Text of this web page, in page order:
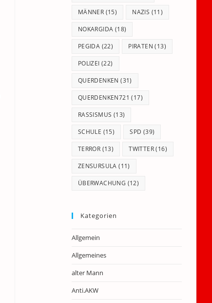
MÄNNER (15) NAZIS (11)
NOKARGIDA (18)
PEGIDA (22) PIRATEN (13)
POLIZEI (22)
QUERDENKEN (31)
QUERDENKEN721 (17)
RASSISMUS (13)
SCHULE (15) SPD (39)
TERROR (13) TWITTER(16)
ZENSURSULA (11)
ÜBERWACHUNG (12)
Kategorien
Allgemein
Allgemeines
alter Mann
Anti.AKW